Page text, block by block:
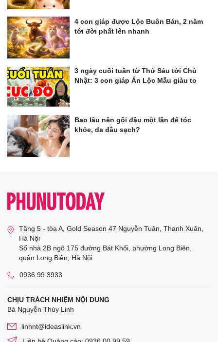
4 con giáp được Lộc Buôn Bán, 2 năm
tới đời phất lên nhanh
3 ngày cuối tuần từ Thứ Sáu tới Chủ
Nhật: 3 con giáp Ăn Lộc Mẫu giàu to
Bao lâu nên gội đầu một lần để tóc
khỏe, da đầu sạch?
Tầng 5 - tòa A, Gold Season 47 Nguyễn Tuân, Thanh Xuân,
Hà Nội
Số nhà 2B ngõ 175 đường Bát Khối, phường Long Biên,
quận Long Biên, Hà Nội
0936 99 3933
CHỊU TRÁCH NHIỆM NỘI DUNG
Bà Nguyễn Thùy Linh
linhnt@ideaslink.vn